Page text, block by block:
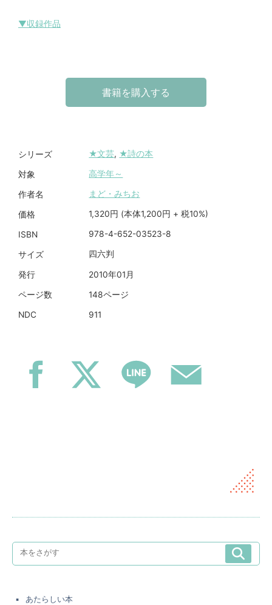
▼収録作品
書籍を購入する
シリーズ ★文芸, ★詩の本
対象 高学年～
作者名 まど・みちお
価格 1,320円 (本体1,200円 + 税10%)
ISBN 978-4-652-03523-8
サイズ 四六判
発行 2010年01月
ページ数 148ページ
NDC 911
あたらしい本